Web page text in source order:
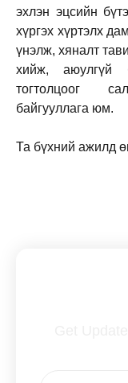
эхлэн эцсийн
хүргэх хүртэлх
үнэлж, хяналт
хийж, аюулгүй
тогтолцоог
байгууллага юм.
Та бүхний ажилд